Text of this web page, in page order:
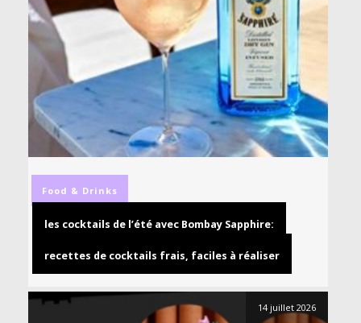
Food & Drinks
les cocktails de l’été avec Bombay Sapphire:
recettes de cocktails frais, faciles à réaliser
14 juillet 2026